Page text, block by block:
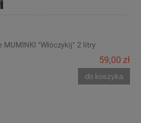
"Włóczykij" 2 litry
59,00 zł
do koszyka